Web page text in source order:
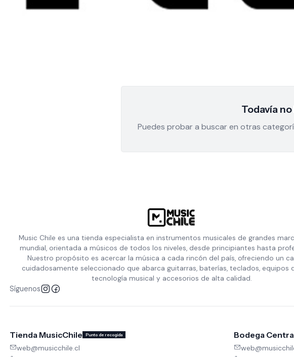
Todavía
Puedes probar a buscar en otras
Music Chile es una tienda especialista en instrumentos musicales de grandes
mundial, orientada a músicos de todos los niveles, desde principiantes hasta
Nuestro propósito es acercar la música a cada rincón del país, ofreciendo un
cuidadosamente seleccionado que abarca guitarras, baterías, teclados, equipos
tecnología musical y accesorios de alta calidad.
Síguenos
Tienda MusicChile Punto de recogida
web@musicchile.cl
Bodega